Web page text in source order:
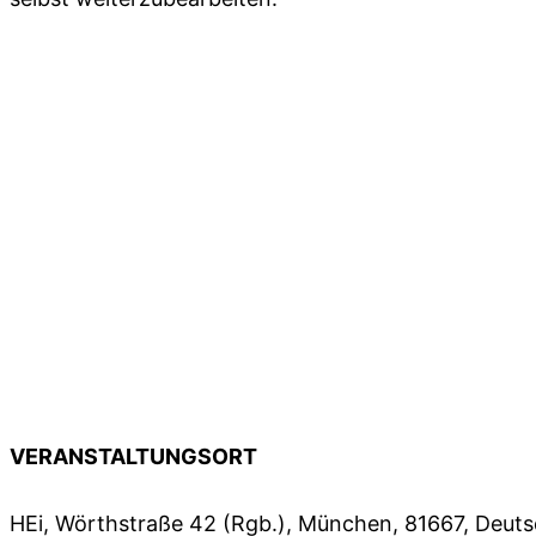
VERANSTALTUNGSORT
HEi, Wörthstraße 42 (Rgb.), München, 81667,